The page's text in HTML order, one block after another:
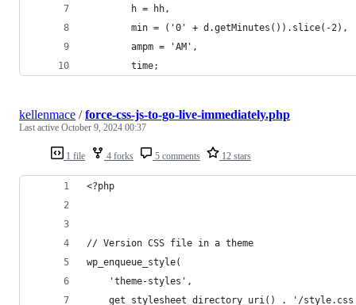
		h = hh,
		ampm = 'AM',
		time;
1 file 4 forks 5 comments 12 stars
kellenmace /force-css-js-to-go-live-immediately.php
Last active October 9, 2024 00:37
<?php
// Version CSS file in a theme
wp_enqueue_style(
	'theme-styles',
get_stylesheet_directory_uri() . '/